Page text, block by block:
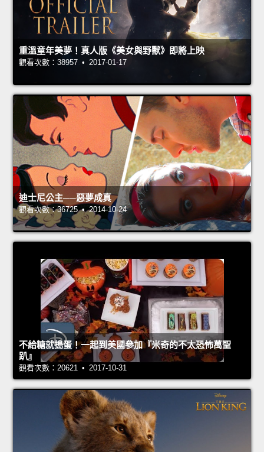
重溫童年美夢！真人版《美女與野獸》即將上映
觀看次數：38957 • 2017-01-17
迪士尼公主──惡夢成真
觀看次數：36725 • 2014-10-24
不給糖就搗蛋！一起到美國參加『米奇的不太恐怖萬聖
趴』
觀看次數：20621 • 2017-10-31